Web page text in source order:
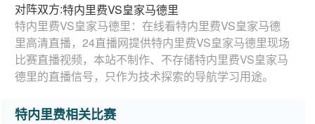
对阵双方:特内里费VS皇家马德里
特内里费VS皇家马德里：在线看特内里费VS皇家马德
里高清直播，24直播网提供特内里费VS皇家马德里现场
比赛直播视频，本站不制作、不存储特内里费VS皇家马
德里的直播信号，只作为技术探索的导航学习用途。
特内里费相关比赛